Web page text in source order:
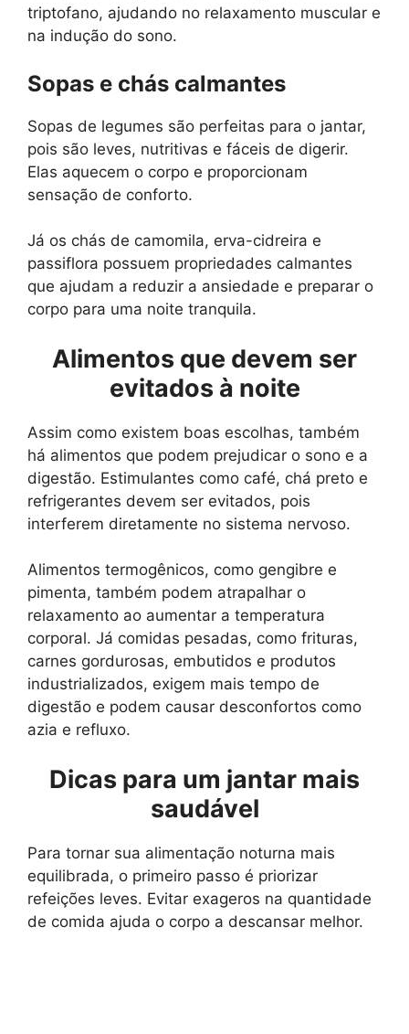
triptofano, ajudando no relaxamento muscular e
na indução do sono.
Sopas e chás calmantes
Sopas de legumes são perfeitas para o jantar,
pois são leves, nutritivas e fáceis de digerir.
Elas aquecem o corpo e proporcionam
sensação de conforto.
Já os chás de camomila, erva-cidreira e
passiflora possuem propriedades calmantes
que ajudam a reduzir a ansiedade e preparar o
corpo para uma noite tranquila.
Alimentos que devem ser
evitados à noite
Assim como existem boas escolhas, também
há alimentos que podem prejudicar o sono e a
digestão. Estimulantes como café, chá preto e
refrigerantes devem ser evitados, pois
interferem diretamente no sistema nervoso.
Alimentos termogênicos, como gengibre e
pimenta, também podem atrapalhar o
relaxamento ao aumentar a temperatura
corporal. Já comidas pesadas, como frituras,
carnes gordurosas, embutidos e produtos
industrializados, exigem mais tempo de
digestão e podem causar desconfortos como
azia e refluxo.
Dicas para um jantar mais
saudável
Para tornar sua alimentação noturna mais
equilibrada, o primeiro passo é priorizar
refeições leves. Evitar exageros na quantidade
de comida ajuda o corpo a descansar melhor.